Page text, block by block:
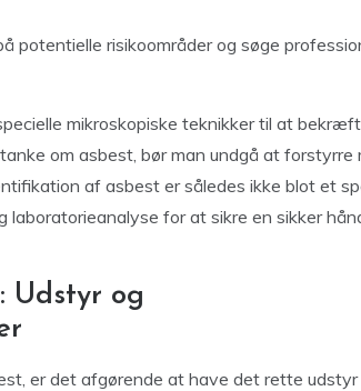
risikoområder og søge
mikroskopiske teknikker til at
om asbest, bør man undgå at forstyrre
af asbest er således ikke blot et
for at sikre en sikker
Udstyr og
er det afgørende at have det rette